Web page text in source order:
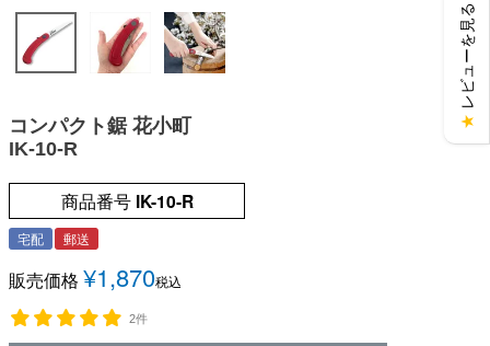
コンパクト鋸 花小町
IK-10-R
商品番号 IK-10-R
宅配 郵送
販売価格 ¥1,870税込
2件
★
レビューを見る